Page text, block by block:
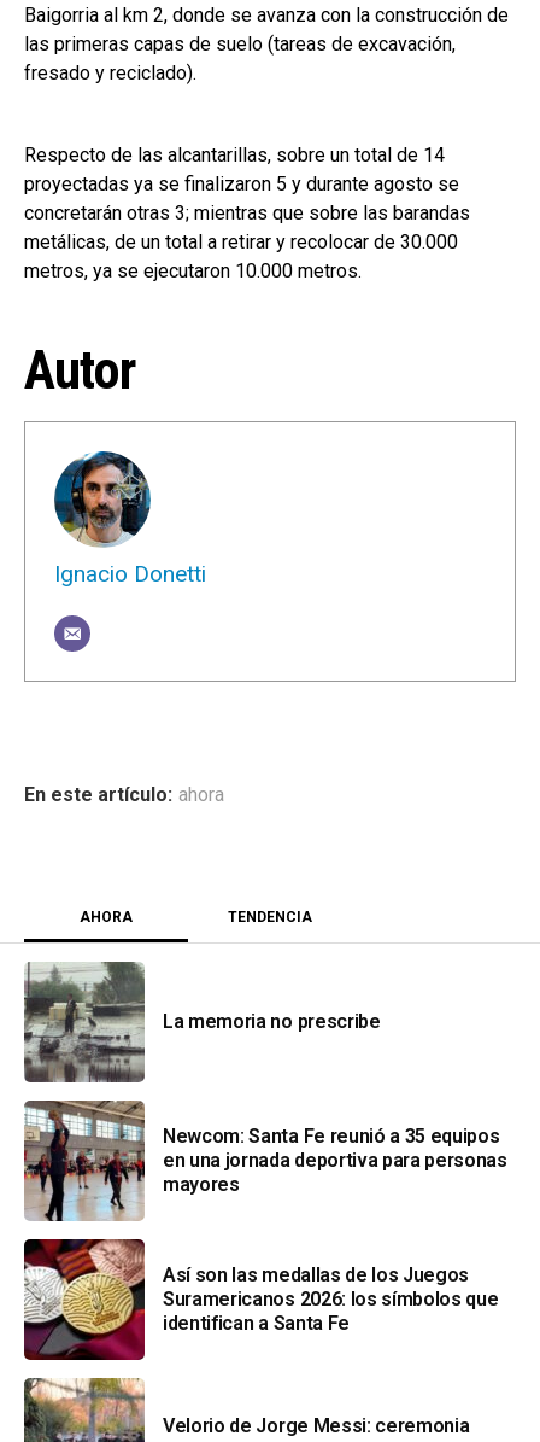
Baigorria al km 2, donde se avanza con la construcción de
las primeras capas de suelo (tareas de excavación,
fresado y reciclado).
Respecto de las alcantarillas, sobre un total de 14
proyectadas ya se finalizaron 5 y durante agosto se
concretarán otras 3; mientras que sobre las barandas
metálicas, de un total a retirar y recolocar de 30.000
metros, ya se ejecutaron 10.000 metros.
Autor
Ignacio Donetti
ahora
AHORA TENDENCIA
La memoria no prescribe
Newcom: Santa Fe reunió a 35 equipos
en una jornada deportiva para personas
mayores
Así son las medallas de los Juegos
Suramericanos 2026: los símbolos que
identifican a Santa Fe
Velorio de Jorge Messi: ceremonia